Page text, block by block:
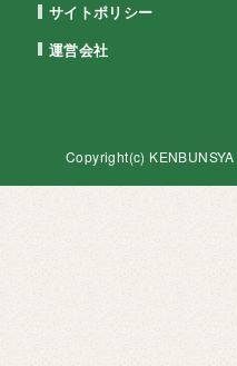
サイトポリシー
運営会社
Copyright(c) KENBUNSYA